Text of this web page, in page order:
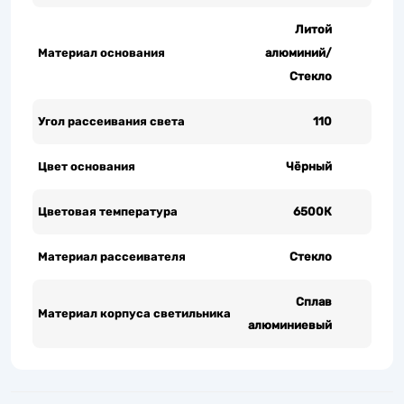
Материал основания
Литой
алюминий/
Стекло
Угол рассеивания света 110
Цвет основания Чёрный
Цветовая температура 6500К
Материал рассеивателя Стекло
Материал корпуса светильника
Сплав
алюминиевый